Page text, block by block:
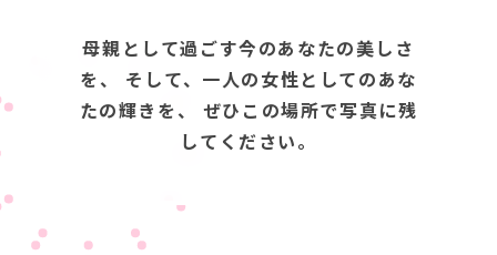
母親として過ごす今のあなたの美しさ
を、 そして、一人の女性としてのあな
たの輝きを、 ぜひこの場所で写真に残
してください。